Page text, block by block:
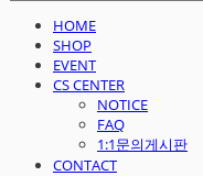
HOME
SHOP
EVENT
CS CENTER
NOTICE
FAQ
1:1문의게시판
CONTACT